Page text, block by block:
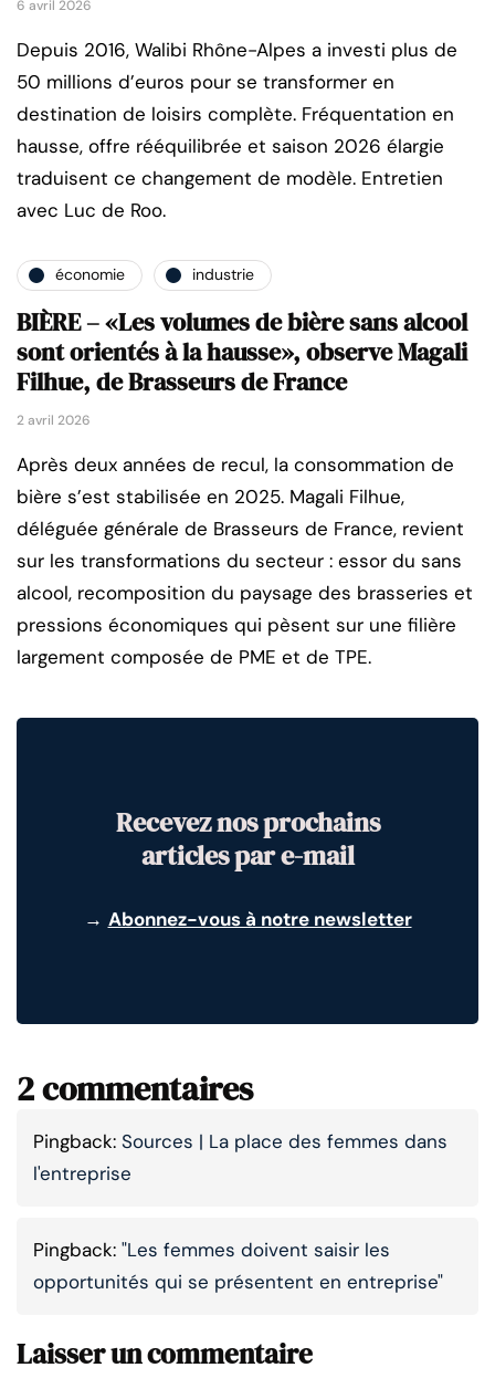
6 avril 2026
Depuis 2016, Walibi Rhône-Alpes a investi plus de
50 millions d’euros pour se transformer en
destination de loisirs complète. Fréquentation en
hausse, offre rééquilibrée et saison 2026 élargie
traduisent ce changement de modèle. Entretien
avec Luc de Roo.
économie industrie
BIÈRE – «Les volumes de bière sans alcool
sont orientés à la hausse», observe Magali
Filhue, de Brasseurs de France
2 avril 2026
Après deux années de recul, la consommation de
bière s’est stabilisée en 2025. Magali Filhue,
déléguée générale de Brasseurs de France, revient
sur les transformations du secteur : essor du sans
alcool, recomposition du paysage des brasseries et
pressions économiques qui pèsent sur une filière
largement composée de PME et de TPE.
Recevez nos prochains
articles par e-mail
→ Abonnez-vous à notre newsletter
2 commentaires
Pingback: Sources | La place des femmes dans
l'entreprise
Pingback: "Les femmes doivent saisir les
opportunités qui se présentent en entreprise"
Laisser un commentaire